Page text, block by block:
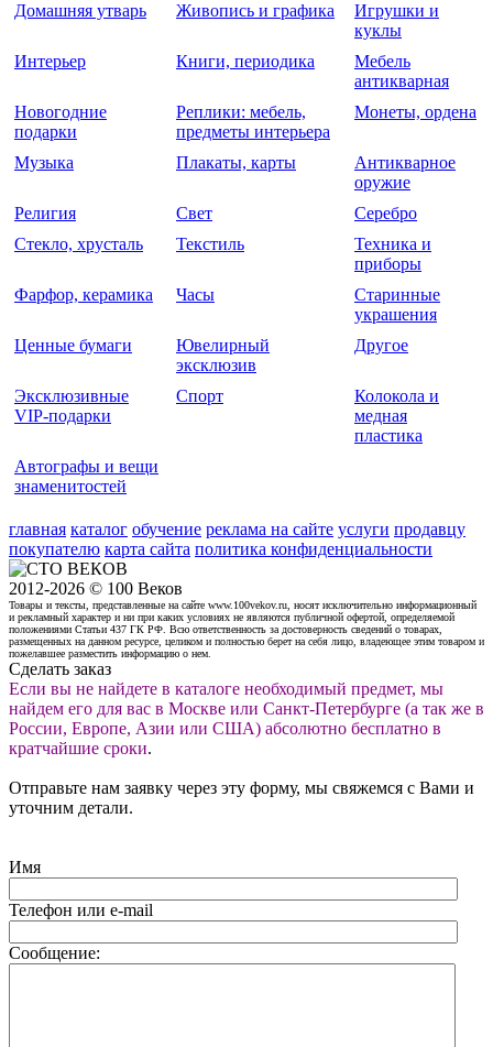
Домашняя утварь
Живопись и графика
Игрушки и
куклы
Интерьер
Книги, периодика
Мебель
антикварная
Новогодние
подарки
Реплики: мебель,
предметы интерьера
Монеты, ордена
Музыка Плакаты, карты
Антикварное
оружие
Религия
Свет
Серебро
Стекло, хрусталь
Текстиль
Техника и
приборы
Фарфор, керамика
Часы
Старинные
украшения
Ценные бумаги
Ювелирный
эксклюзив
Другое
Эксклюзивные
VIP-подарки
Спорт
Колокола и
медная
пластика
Автографы и вещи
знаменитостей
главная каталог обучение реклама на сайте услуги продавцу
покупателю карта сайта политика конфиденциальности
2012-2026 © 100 Веков
Товары и тексты, представленные на сайте www.100vekov.ru, носят исключительно информационный
и рекламный характер и ни при каких условиях не являются публичной офертой, определяемой
положениями Статьи 437 ГК РФ. Всю ответственность за достоверность сведений о товарах,
размещенных на данном ресурсе, целиком и полностью берет на себя лицо, владеющее этим товаром и
пожелавшее разместить информацию о нем.
Сделать заказ
Если вы не найдете в каталоге необходимый предмет, мы
найдем его для вас в Москве или Санкт-Петербурге (а так же в
России, Европе, Азии или США) абсолютно бесплатно в
кратчайшие сроки.
Отправьте нам заявку через эту форму, мы свяжемся с Вами и
уточним детали.
Имя
Телефон или e-mail
Сообщение: